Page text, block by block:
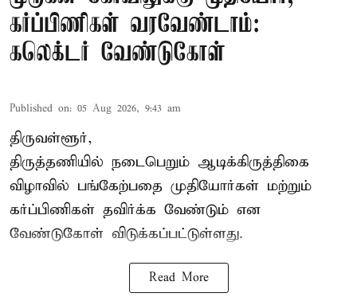
கர்ப்பிணிகள் வரவேண்டாம்:
கலெக்டர் வேண்டுகோள்
Published on: 05 Aug 2026, 9:43 am
திருவள்ளூர்,
திருத்தணியில் நடைபெறும் ஆடிக்கிருத்திகை
விழாவில் பங்கேற்பதை முதியோர்கள் மற்றும்
கர்ப்பிணிகள் தவிர்க்க வேண்டும் என
வேண்டுகோள் விடுக்கப்பட்டுள்ளது.
Read More